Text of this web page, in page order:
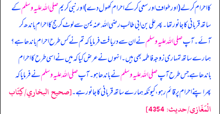
کا احرام کر لے (اور طواف اور سعی کر کے احرام کھول دے) اور نبی کریمصلی اللہ علیہ وسلمکے
ساتھ قربانی کا جانور تھا۔ پھر علی بن ابی طالب رضی اللہ عنہ یمن سے لوٹ کر حج کا احرام باندھ کر
آئے۔ آپصلی اللہ علیہ وسلمنے ان سے دریافت فرمایا کہ تم نے کس طرح احرام باندھا ہے؟
ہمارے ساتھ تمہاری زوجہ فاطمہ بھی ہیں۔ انہوں نے عرض کیا کہ میں نے اسی طرح کا احرام
باندھا ہے جس طرح آپصلی اللہ علیہ وسلمنے باندھا ہو۔ آپصلی اللہ علیہ وسلمنے فرمایا کہ
پھر اپنے احرام پر قائم رہو، کیونکہ ہمارے ساتھ قربانی کا جانور ہے۔[صحيح البخاري/كِتَاب
الْمَغَازِي/حدیث: 4354]